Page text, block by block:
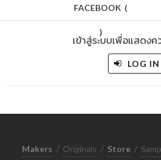
FACEBOOK (
)
เข้าสู่ระบบเพื่อแสดง
LOG IN
Makers / Originals / Store /